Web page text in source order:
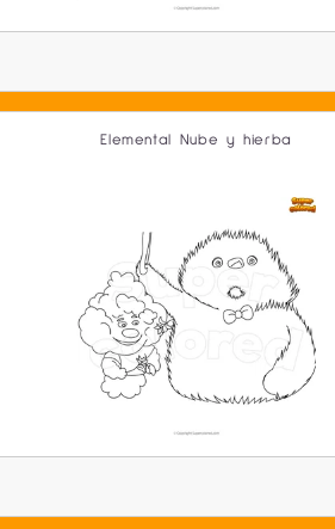
Elemental Nube y hierba